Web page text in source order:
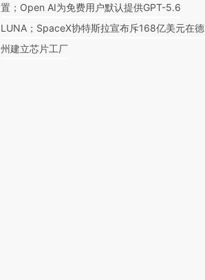
置；Open AI为免费用户默认提供GPT-5.6
LUNA；SpaceX协特斯拉宣布斥168亿美元在德
州建立芯片工厂